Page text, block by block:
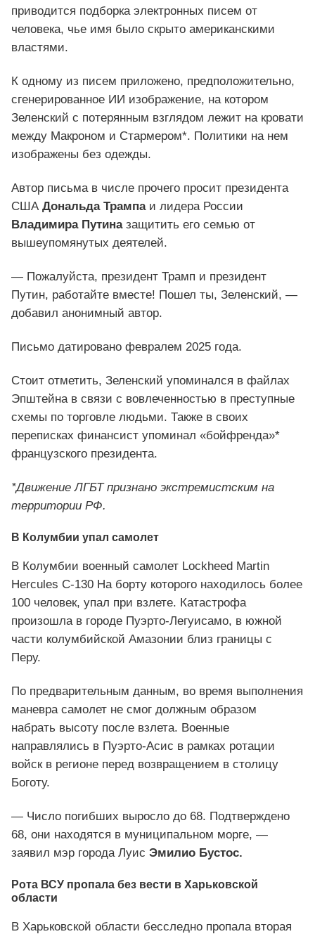
приводится подборка электронных писем от
человека, чье имя было скрыто американскими
властями.
К одному из писем приложено, предположительно,
сгенерированное ИИ изображение, на котором
Зеленский с потерянным взглядом лежит на кровати
между Макроном и Стармером*. Политики на нем
изображены без одежды.
Автор письма в числе прочего просит президента
США Дональда Трампаи лидера России
Владимира Путиназащитить его семью от
вышеупомянутых деятелей.
— Пожалуйста, президент Трамп и президент
Путин, работайте вместе! Пошел ты, Зеленский, —
добавил анонимный автор.
Письмо датировано февралем 2025 года.
Стоит отметить, Зеленский упоминался в файлах
Эпштейна в связи с вовлеченностью в преступные
схемы по торговле людьми. Также в своих
переписках финансист упоминал «бойфренда»*
французского президента.
*Движение ЛГБТ признано экстремистским на
территории РФ.
В Колумбии упал самолет
В Колумбии военный самолет Lockheed Martin
Hercules C-130 На борту которого находилось более
100 человек, упал при взлете. Катастрофа
произошла в городе Пуэрто-Легуисамо, в южной
части колумбийской Амазонии близ границы с
Перу.
По предварительным данным, во время выполнения
маневра самолет не смог должным образом
набрать высоту после взлета. Военные
направлялись в Пуэрто-Асис в рамках ротации
войск в регионе перед возвращением в столицу
Боготу.
— Число погибших выросло до 68. Подтверждено
68, они находятся в муниципальном морге, —
заявил мэр города Луис Эмилио Бустос.
Рота ВСУ пропала без вести в Харьковской
области
В Харьковской области бесследно пропала вторая